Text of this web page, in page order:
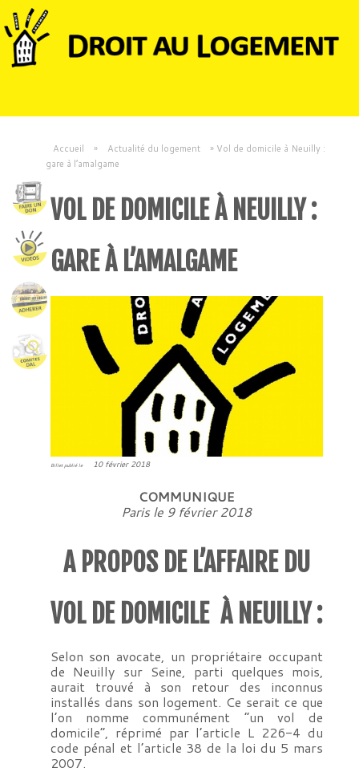
Accueil » Actualité du logement » Vol de domicile à Neuilly :
gare à l’amalgame
VOL DE DOMICILE À NEUILLY :
GARE À L’AMALGAME
Billet publié le 10 février 2018
COMMUNIQUE
Paris le 9 février 2018
A PROPOS DE L’AFFAIRE DU
VOL DE DOMICILE À NEUILLY :
Selon son avocate, un propriétaire occupant
de Neuilly sur Seine, parti quelques mois,
aurait trouvé à son retour des inconnus
installés dans son logement. Ce serait ce que
l’on nomme communément “un vol de
domicile”, réprimé par l’article L 226-4 du
code pénal et l’article 38 de la loi du 5 mars
2007.